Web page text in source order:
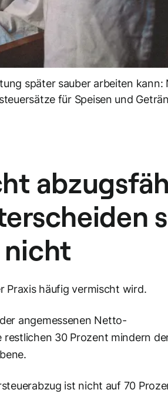
später sauber arbeiten kann:
für Speisen und
nicht
Praxis häufig vermischt wird.
angemessenen Netto-
restlichen 30 Prozent mindern
ist nicht auf 70